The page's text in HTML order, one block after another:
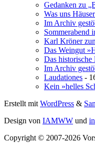
Gedanken zu
Was uns
Im Archiv
Sommerabend
Karl Kröner
Das Weingut
Das historische
Im Archiv
Laudationes -
Kein »helles
Erstellt mit WordPress &
Design von IAMWW und
Copyright © 2007-2026